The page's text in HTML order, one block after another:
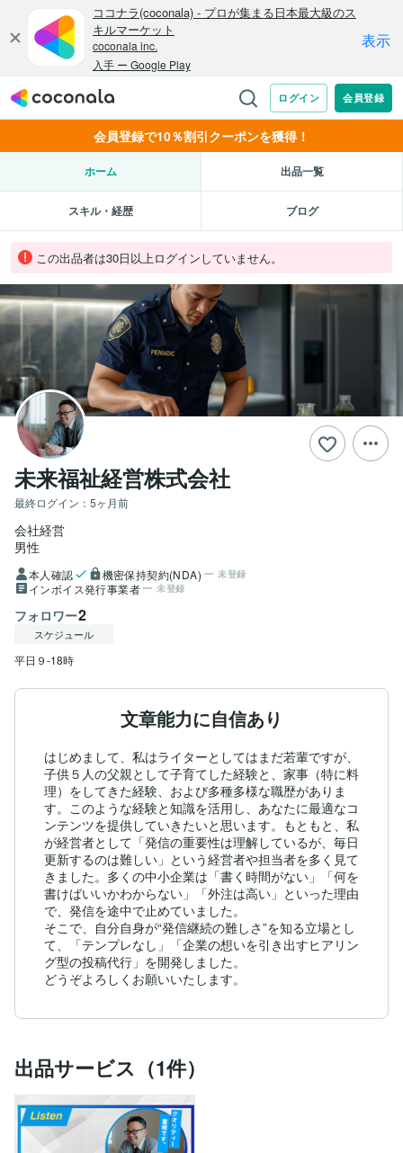
会員登録で10％割引クーポンを獲得！
ホーム 出品一覧
スキル・経歴 ブログ
この出品者は30日以上ログインしていません。
未来福祉経営株式会社
最終ログイン： 5ヶ月前
会社経営
男性
本人確認 機密保持契約(NDA) 未登録
インボイス発行事業者 未登録
フォロワー2
スケジュール
平日９-18時
文章能力に自信あり
はじめまして、私はライターとしてはまだ若輩ですが、
子供５人の父親として子育てした経験と、家事（特に料
理）をしてきた経験、および多種多様な職歴がありま
す。このような経験と知識を活用し、あなたに最適なコ
ンテンツを提供していきたいと思います。もともと、私
が経営者として「発信の重要性は理解しているが、毎日
更新するのは難しい」という経営者や担当者を多く見て
きました。多くの中小企業は「書く時間がない」「何を
書けばいいかわからない」「外注は高い」といった理由
で、発信を途中で止めていました。
そこで、自分自身が“発信継続の難しさ”を知る立場とし
て、「テンプレなし」「企業の想いを引き出すヒアリン
グ型の投稿代行」を開発しました。
どうぞよろしくお願いいたします。
出品サービス（1件）